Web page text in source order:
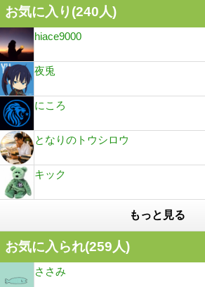
お気に入り(240人)
hiace9000
夜兎
にころ
となりのトウシロウ
キック
もっと見る
お気に入られ(259人)
ささみ